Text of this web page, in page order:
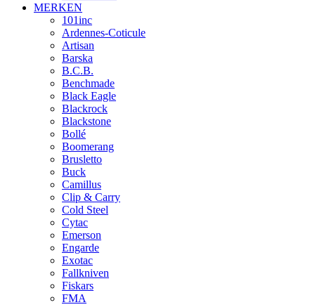
MERKEN
101inc
Ardennes-Coticule
Artisan
Barska
B.C.B.
Benchmade
Black Eagle
Blackrock
Blackstone
Bollé
Boomerang
Brusletto
Buck
Camillus
Clip & Carry
Cold Steel
Cytac
Emerson
Engarde
Exotac
Fallkniven
Fiskars
FMA